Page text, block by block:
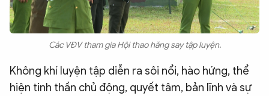
Các VĐV tham gia Hội thao hăng say tập luyện.
Không khí luyện tập diễn ra sôi nổi, hào hứng, thể
hiện tinh thần chủ động, quyết tâm, bản lĩnh và sự